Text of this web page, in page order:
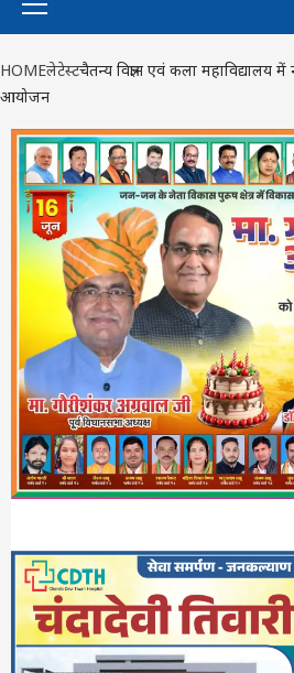
HOMEलेटेस्टचैतन्य विज्ञान एवं कला महाविद्यालय
आयोजन